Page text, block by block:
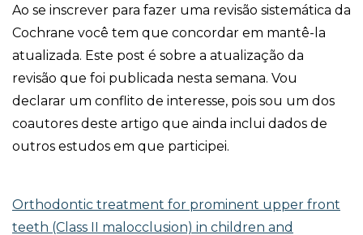
Ao se inscrever para fazer uma revisão sistemática da
Cochrane você tem que concordar em mantê-la
atualizada. Este post é sobre a atualização da
revisão que foi publicada nesta semana. Vou
declarar um conflito de interesse, pois sou um dos
coautores deste artigo que ainda inclui dados de
outros estudos em que participei.
Orthodontic treatment for prominent upper front
teeth (Class II malocclusion) in children and